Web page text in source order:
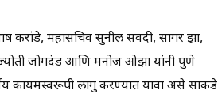
करांडे, महासचिव सुनील सवदी, सागर झा,
जोगदंड आणि मनोज ओझा यांनी पुणे
कायमस्वरूपी लागु करण्यात यावा असे साकडे